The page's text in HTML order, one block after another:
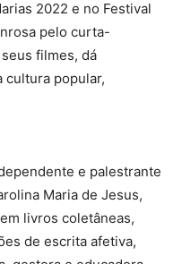
2022 e no Festival
pelo curta-
filmes, dá
cultura popular,
e palestrante
Maria de Jesus,
livros coletâneas,
de escrita afetiva,